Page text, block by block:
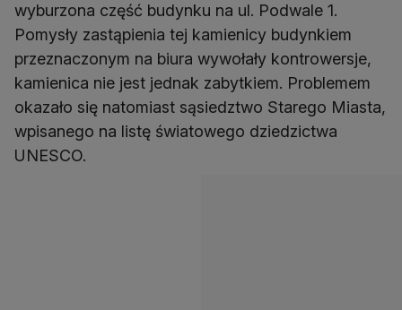
wyburzona część budynku na ul. Podwale 1.
Pomysły zastąpienia tej kamienicy budynkiem
przeznaczonym na biura wywołały kontrowersje,
kamienica nie jest jednak zabytkiem. Problemem
okazało się natomiast sąsiedztwo Starego Miasta,
wpisanego na listę światowego dziedzictwa
UNESCO.